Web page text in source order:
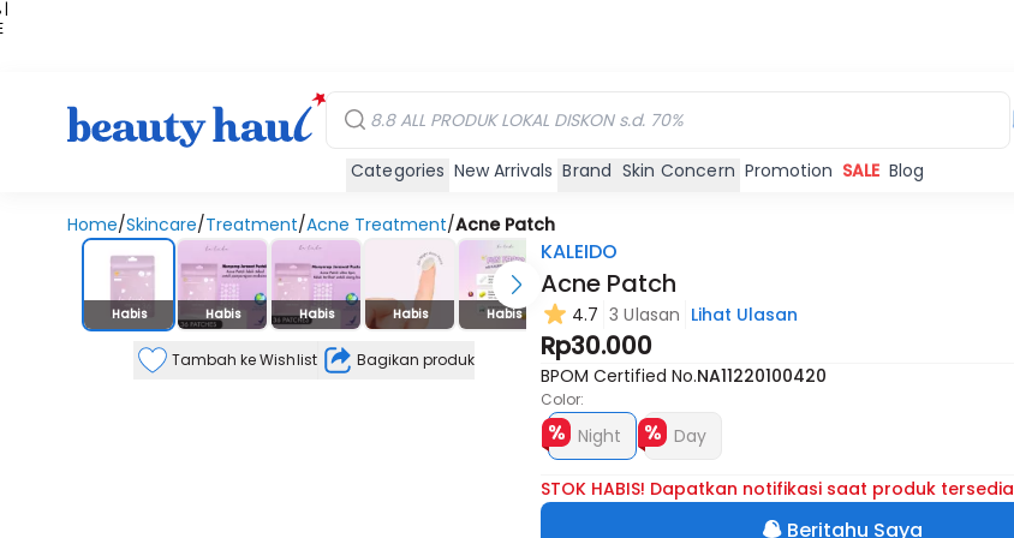
|
Categories New Arrivals Brand Skin Concern Promotion SALE Blog
Home/Skincare/Treatment/Acne Treatment/Acne Patch
Stok Habis
Habis Habis Habis Habis Habis Habis
Tambah ke Wishlist Bagikan produk
KALEIDO
Acne Patch
4.7 3 Ulasan Lihat Ulasan
Rp30.000
BPOM Certified No.NA11220100420
Color:
Night Day
STOK HABIS! Dapatkan notifikasi saat produk tersedia
Beritahu Saya